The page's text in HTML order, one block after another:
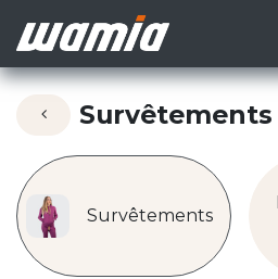
Survêtements
Survêtements